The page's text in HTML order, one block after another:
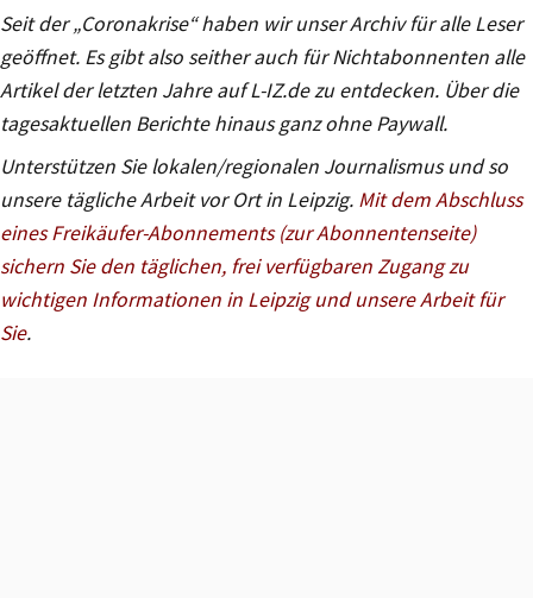
Seit der „Coronakrise“ haben wir unser Archiv für alle Leser
geöffnet. Es gibt also seither auch für Nichtabonnenten alle
Artikel der letzten Jahre auf L-IZ.de zu entdecken. Über die
tagesaktuellen Berichte hinaus ganz ohne Paywall.
Unterstützen Sie lokalen/regionalen Journalismus und so
unsere tägliche Arbeit vor Ort in Leipzig. Mit dem Abschluss
eines Freikäufer-Abonnements (zur Abonnentenseite)
sichern Sie den täglichen, frei verfügbaren Zugang zu
wichtigen Informationen in Leipzig und unsere Arbeit für
Sie.